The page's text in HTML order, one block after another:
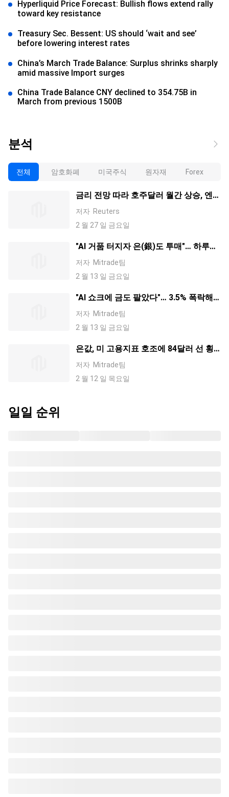
Hyperliquid Price Forecast: Bullish flows extend rally
toward key resistance
Treasury Sec. Bessent: US should ‘wait and see’
before lowering interest rates
China’s March Trade Balance: Surplus shrinks sharply
amid massive Import surges
China Trade Balance CNY declined to 354.75B in
March from previous 1500B
분석
전체 암호화폐 미국주식 원자재 Forex
금리 전망 따라 호주달러 월간 상승, 엔화
는 하락
저자 Reuters
2 월 27 일 금요일
"AI 거품 터지자 은(銀)도 투매"… 하루
11% 폭락 후 76.60불 '기술적 반등'
저자 Mitrade팀
2 월 13 일 금요일
"AI 쇼크에 금도 팔았다"… 3.5% 폭락해
4,910불, '마진콜' 공포
저자 Mitrade팀
2 월 13 일 금요일
은값, 미 고용지표 호조에 84달러 선 횡
보... "상승 추세는 유효"
저자 Mitrade팀
2 월 12 일 목요일
일일 순위